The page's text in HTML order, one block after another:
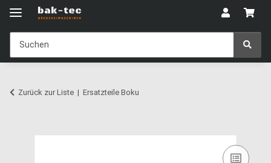
Zurück zur Liste Ersatzteile Boku